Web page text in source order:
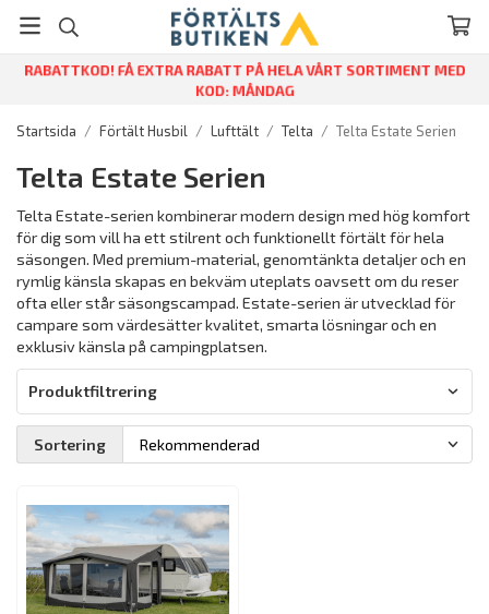
RABATTKOD! FÅ EXTRA RABATT PÅ HELA VÅRT SORTIMENT MED
KOD: MÅNDAG
Startsida / Förtält Husbil / Lufttält / Telta / Telta Estate Serien
Telta Estate Serien
Telta Estate-serien kombinerar modern design med hög komfort
för dig som vill ha ett stilrent och funktionellt förtält för hela
säsongen. Med premium-material, genomtänkta detaljer och en
rymlig känsla skapas en bekväm uteplats oavsett om du reser
ofta eller står säsongscampad. Estate-serien är utvecklad för
campare som värdesätter kvalitet, smarta lösningar och en
exklusiv känsla på campingplatsen.
Produktfiltrering
Sortering